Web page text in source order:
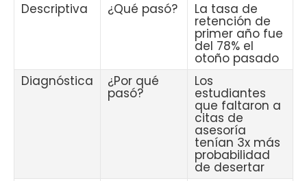
Descriptiva
¿Qué pasó? La tasa de
retención de
primer año fue
del 78% el
otoño pasado
Diagnóstica
¿Por qué
pasó?
Los
estudiantes
que faltaron a
citas de
asesoría
tenían 3x más
probabilidad
de desertar